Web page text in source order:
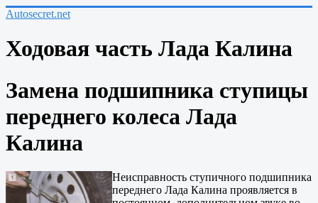
Autosecret.net
Ходовая часть Лада Калина
Замена подшипника ступицы
переднего колеса Лада
Калина
Неисправность ступичного подшипника
переднего Лада Калина проявляется в